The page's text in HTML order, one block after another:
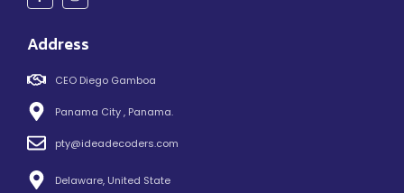
Address
CEO Diego Gamboa
Panama City , Panama.
pty@ideadecoders.com
Delaware, United State